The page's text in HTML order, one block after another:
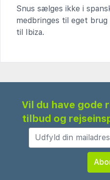
Snus sælges ikke i
medbringes til eget brug
til Ibiza.
Vil du have gode
tilbud og